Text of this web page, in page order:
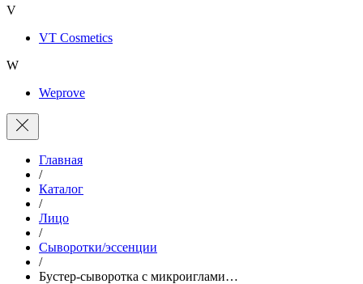
V
VT Cosmetics
W
Weprove
Главная
/
Каталог
/
Лицо
/
Сыворотки/эссенции
/
Бустер-сыворотка с микроиглами…